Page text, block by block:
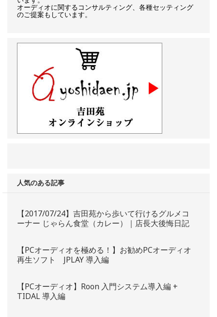
オーディオに関するコンサルティング、各種セッティング
のご提案もしています。
人気のある記事
【2017/07/24】吉田苑から歩いて行けるグルメコ
ーナー じゃらん食堂（カレー）｜店長大後悔日記
【PCオーディオを極める！】お勧めPCオーディオ
再生ソフト JPLAY 導入編
【PCオーディオ】Roon 入門システム導入編 +
TIDAL 導入編